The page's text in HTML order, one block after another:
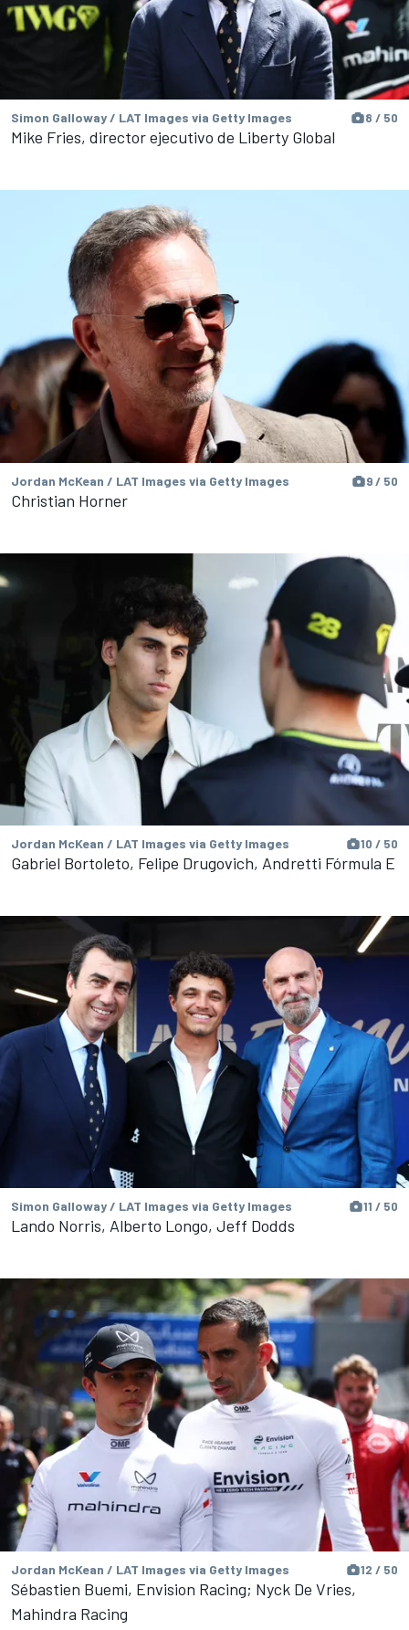
Simon Galloway / LAT Images via Getty Images 8 / 50
Mike Fries, director ejecutivo de Liberty Global
Jordan McKean / LAT Images via Getty Images 9 / 50
Christian Horner
Jordan McKean / LAT Images via Getty Images 10 / 50
Gabriel Bortoleto, Felipe Drugovich, Andretti Fórmula E
Simon Galloway / LAT Images via Getty Images 11 / 50
Lando Norris, Alberto Longo, Jeff Dodds
Jordan McKean / LAT Images via Getty Images 12 / 50
Sébastien Buemi, Envision Racing; Nyck De Vries,
Mahindra Racing